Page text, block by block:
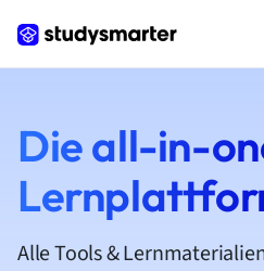
Die all-in-
Alle Tools &